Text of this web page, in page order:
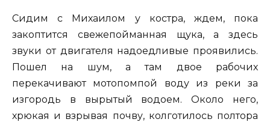
Сидим с Михаилом у костра, ждем, пока
закоптится свежепойманная щука, а здесь
звуки от двигателя надоедливые проявились.
Пошел на шум, а там двое рабочих
перекачивают мотопомпой воду из реки за
изгородь в вырытый водоем. Около него,
хрюкая и взрывая почву, колготилось полтора